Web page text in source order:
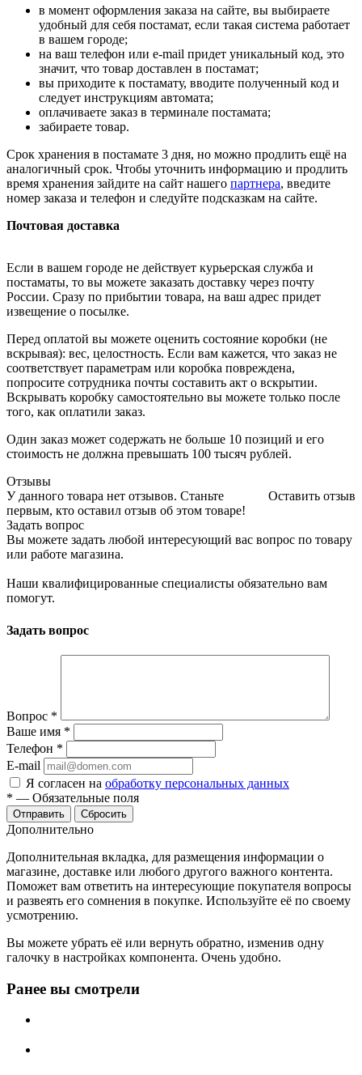
в момент оформления заказа на сайте, вы выбираете
удобный для себя постамат, если такая система работает
в вашем городе;
на ваш телефон или e-mail придет уникальный код, это
значит, что товар доставлен в постамат;
вы приходите к постамату, вводите полученный код и
следует инструкциям автомата;
оплачиваете заказ в терминале постамата;
забираете товар.
Срок хранения в постамате 3 дня, но можно продлить ещё на
аналогичный срок. Чтобы уточнить информацию и продлить
время хранения зайдите на сайт нашего партнера, введите
номер заказа и телефон и следуйте подсказкам на сайте.
Почтовая доставка
Если в вашем городе не действует курьерская служба и
постаматы, то вы можете заказать доставку через почту
России. Сразу по прибытии товара, на ваш адрес придет
извещение о посылке.
Перед оплатой вы можете оценить состояние коробки (не
вскрывая): вес, целостность. Если вам кажется, что заказ не
соответствует параметрам или коробка повреждена,
попросите сотрудника почты составить акт о вскрытии.
Вскрывать коробку самостоятельно вы можете только после
того, как оплатили заказ.
Один заказ может содержать не больше 10 позиций и его
стоимость не должна превышать 100 тысяч рублей.
Отзывы
Оставить отзыв
У данного товара нет отзывов. Станьте
первым, кто оставил отзыв об этом товаре!
Задать вопрос
Вы можете задать любой интересующий вас вопрос по товару
или работе магазина.
Наши квалифицированные специалисты обязательно вам
помогут.
Задать вопрос
Вопрос *
Ваше имя *
Телефон *
E-mail
Я согласен на обработку персональных данных
* — Обязательные поля
Отправить Сбросить
Дополнительно
Дополнительная вкладка, для размещения информации о
магазине, доставке или любого другого важного контента.
Поможет вам ответить на интересующие покупателя вопросы
и развеять его сомнения в покупке. Используйте её по своему
усмотрению.
Вы можете убрать её или вернуть обратно, изменив одну
галочку в настройках компонента. Очень удобно.
Ранее вы смотрели